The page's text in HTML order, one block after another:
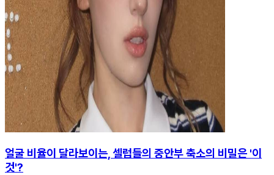
얼굴 비율이 달라보이는, 셀럽들의 중안부 축소의 비밀은 '이
것'?